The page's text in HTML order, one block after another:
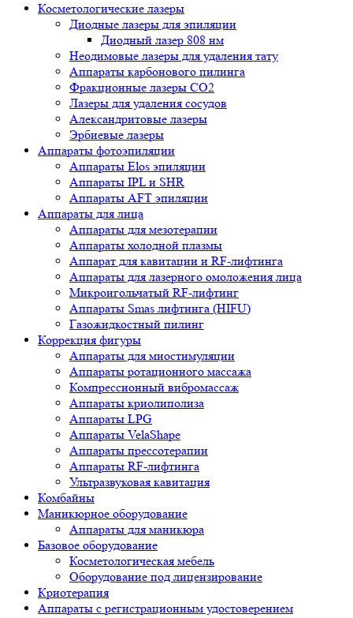
Косметологические лазеры
Диодные лазеры для эпиляции
Диодный лазер 808 нм
Неодимовые лазеры для удаления тату
Аппараты карбонового пилинга
Фракционные лазеры CO2
Лазеры для удаления сосудов
Александритовые лазеры
Эрбиевые лазеры
Аппараты фотоэпиляции
Аппараты Elos эпиляции
Аппараты IPL и SHR
Аппараты AFT эпиляции
Аппараты для лица
Аппараты для мезотерапии
Аппараты холодной плазмы
Аппарат для кавитации и RF-лифтинга
Аппараты для лазерного омоложения лица
Микроигольчатый RF-лифтинг
Аппараты Smas лифтинга (HIFU)
Газожидкостный пилинг
Коррекция фигуры
Аппараты для миостимуляции
Аппараты ротационного массажа
Компрессионный вибромассаж
Аппараты криолиполиза
Аппараты LPG
Аппараты VelaShape
Аппараты прессотерапии
Аппараты RF-лифтинга
Ультразвуковая кавитация
Комбайны
Маникюрное оборудование
Аппараты для маникюра
Базовое оборудование
Косметологическая мебель
Оборудование под лицензирование
Криотерапия
Аппараты c регистрационным удостоверением